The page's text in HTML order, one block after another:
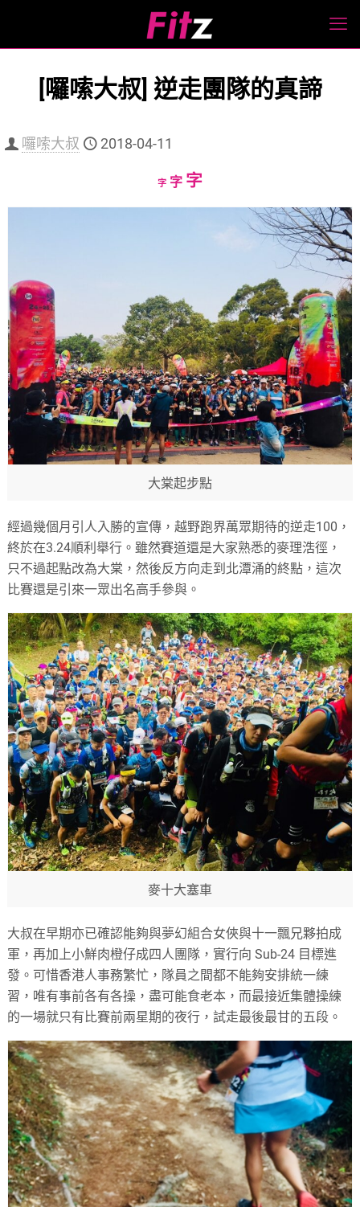
[囉嗦大叔] 逆走團隊的真諦
囉嗦大叔 2018-04-11
字Decrease
字Reset
字Increase
大棠起步點
經過幾個月引人入勝的宣傳，越野跑界萬眾期待的逆走100，
終於在3.24順利舉行。雖然賽道還是大家熟悉的麥理浩徑，
只不過起點改為大棠，然後反方向走到北潭涌的終點，這次
比賽還是引來一眾出名高手參與。
麥十大塞車
大叔在早期亦已確認能夠與夢幻組合女俠與十一飄兄夥拍成
軍，再加上小鮮肉橙仔成四人團隊，實行向 Sub-24 目標進
發。可惜香港人事務繁忙，隊員之間都不能夠安排統一練
習，唯有事前各有各操，盡可能食老本，而最接近集體操練
的一場就只有比賽前兩星期的夜行，試走最後最甘的五段。